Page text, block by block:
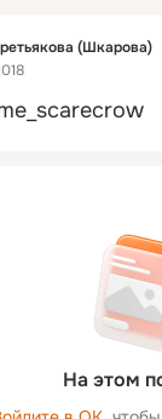
(Шкарова)
На этом